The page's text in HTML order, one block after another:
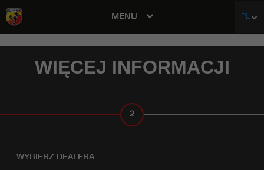
MENU PL
WIĘCEJ INFORMACJI
2
WYBIERZ DEALERA